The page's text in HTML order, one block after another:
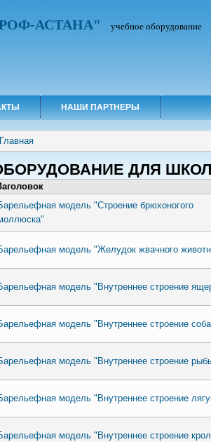
АСТАНА" учебное оборудование
НАШИ ПАРТНЕРЫ
Вы здесь
Главная
ДЛЯ ШКОЛ
модель "Строение брюхоногого
модель "Желудок жвачного
модель "Внутреннее строение
модель "Внутреннее строение
модель "Внутреннее строение
модель "Внутреннее строение
модель "Внутреннее строение